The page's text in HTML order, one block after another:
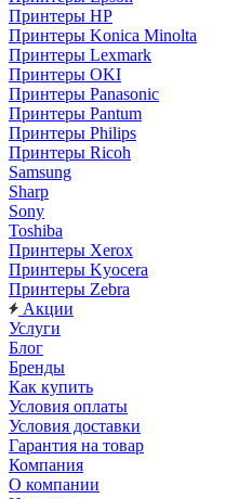
Принтеры HP
Принтеры Konica Minolta
Принтеры Lexmark
Принтеры OKI
Принтеры Panasonic
Принтеры Pantum
Принтеры Philips
Принтеры Ricoh
Samsung
Sharp
Sony
Toshiba
Принтеры Xerox
Принтеры Kyocera
Принтеры Zebra
Акции
Услуги
Блог
Бренды
Как купить
Условия оплаты
Условия доставки
Гарантия на товар
Компания
О компании